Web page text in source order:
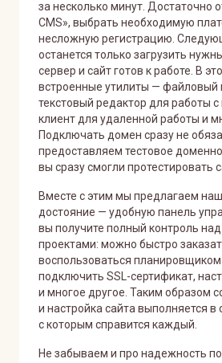
за несколько минут. Достаточно
CMS», выбрать необходимую
несложную регистрацию.
останется только загрузить
сервер и сайт готов к работе. В
встроенные утилиты — файловый
текстовый редактор для работы с
клиент для удаленной работы и
Подключать домен сразу не
предоставляем тестовое
вы сразу смогли протестировать
Вместе с этим мы предлагаем
достояние — удобную панель
вы получите полный контроль
проектами: можно быстро
воспользоваться планировщиком
подключить SSL-сертификат,
и многое другое. Таким образом
и настройка сайта выполняется в
с которым справится каждый.
Не забываем и про надежность